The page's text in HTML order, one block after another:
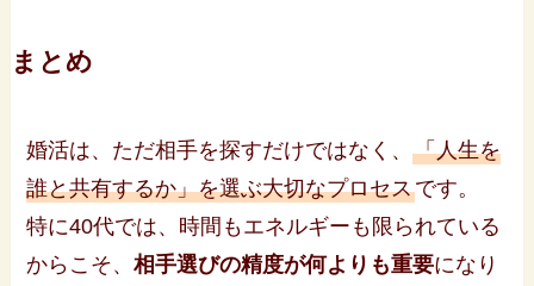
まとめ
婚活は、ただ相手を探すだけではなく、「人生を
誰と共有するか」を選ぶ大切なプロセスです。
特に40代では、時間もエネルギーも限られている
からこそ、相手選びの精度が何よりも重要になり